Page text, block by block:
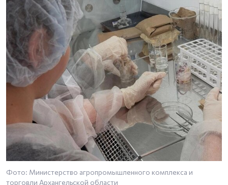
Фото: Министерство агропромышленного комплекса и
торговли Архангельской области